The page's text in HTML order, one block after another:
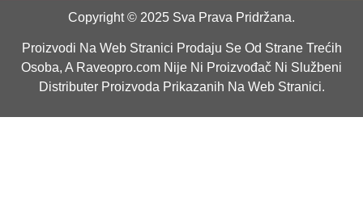
Copyright © 2025 Sva Prava Pridržana.
Proizvodi Na Web Stranici Prodaju Se Od Strane Trećih
Osoba, A Raveopro.com Nije Ni Proizvođač Ni Službeni
Distributer Proizvoda Prikazanih Na Web Stranici.